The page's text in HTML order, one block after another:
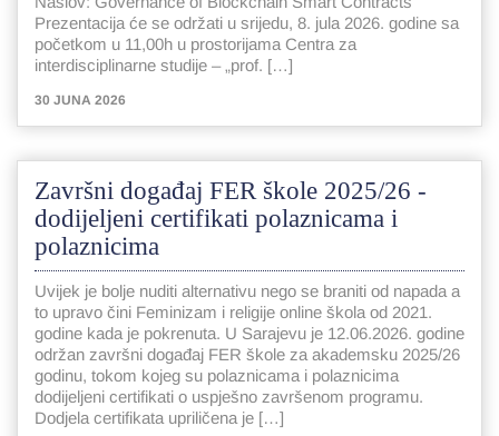
Prezentacija će se održati u srijedu, 8. jula 2026. godine sa
početkom u 11,00h u prostorijama Centra za
interdisciplinarne studije – „prof. […]
30 JUNA 2026
Završni događaj FER škole 2025/26 -
dodijeljeni certifikati polaznicama i
polaznicima
Uvijek je bolje nuditi alternativu nego se braniti od napada a
to upravo čini Feminizam i religije online škola od 2021.
godine kada je pokrenuta. U Sarajevu je 12.06.2026. godine
održan završni događaj FER škole za akademsku 2025/26
godinu, tokom kojeg su polaznicama i polaznicima
dodijeljeni certifikati o uspješno završenom programu.
Dodjela certifikata upriličena je […]